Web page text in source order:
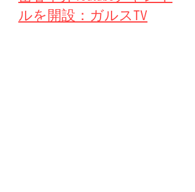
ルを開設：ガルスTV